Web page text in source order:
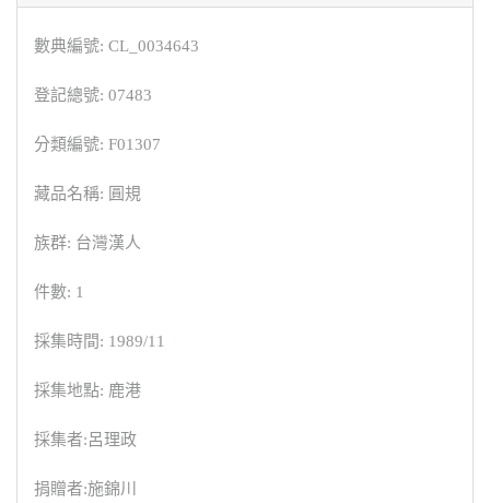
數典編號: CL_0034643
登記總號: 07483
分類編號: F01307
藏品名稱: 圓規
族群: 台灣漢人
件數: 1
採集時間: 1989/11
採集地點: 鹿港
採集者:呂理政
捐贈者:施錦川